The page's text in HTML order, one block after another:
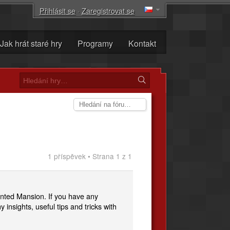
Přihlásit se·Zaregistrovat se
Jak hrát staré hry Programy Kontakt
1 příspěvek • Strana 1 z 1
Mansion. If you have any
insights, useful tips and tricks with